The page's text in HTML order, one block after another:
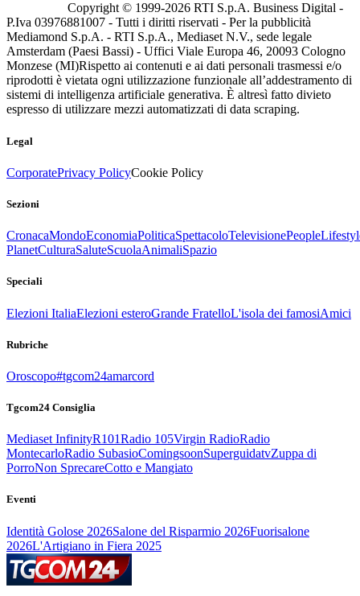
Copyright © 1999-2026 RTI S.p.A. Business Digital -
P.Iva 03976881007 - Tutti i diritti riservati - Per la pubblicità
Mediamond S.p.A. - RTI S.p.A., Mediaset N.V., sede legale
Amsterdam (Paesi Bassi) - Uffici Viale Europa 46, 20093 Cologno
Monzese (MI)Rispetto ai contenuti e ai dati personali trasmessi e/o
riprodotti è vietata ogni utilizzazione funzionale all’addestramento di
sistemi di intelligenza artificiale generativa. È altresì fatto divieto
espresso di utilizzare mezzi automatizzati di data scraping.
Legal
CorporatePrivacy PolicyCookie Policy
Sezioni
CronacaMondoEconomiaPoliticaSpettacoloTelevisionePeople
PlanetCulturaSaluteScuolaAnimaliSpazio
Speciali
Elezioni ItaliaElezioni esteroGrande FratelloL'isola dei famosiAmici
Rubriche
Oroscopo#tgcom24amarcord
Tgcom24 Consiglia
Mediaset InfinityR101Radio 105Virgin RadioRadio
MontecarloRadio SubasioComingsoonSuperguidatvZuppa di
PorroNon SprecareCotto e Mangiato
Eventi
Identità Golose 2026Salone del Risparmio 2026Fuorisalone
2026L'Artigiano in Fiera 2025